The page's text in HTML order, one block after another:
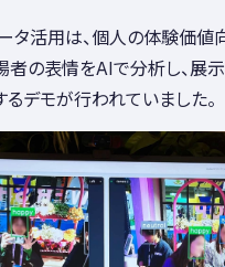
活用は、個人の体験価値
者の表情をAIで分析し、展
デモが行われていました。